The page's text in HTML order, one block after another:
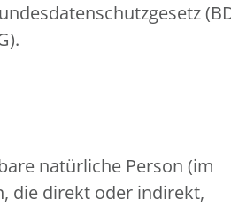
natürliche Person (im
die direkt oder indirekt,